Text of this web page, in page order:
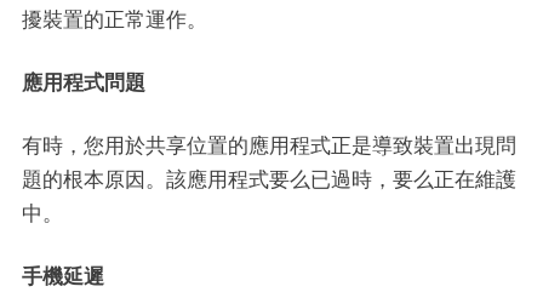
擾裝置的正常運作。
應用程式問題
有時，您用於共享位置的應用程式正是導致裝置出現問
題的根本原因。該應用程式要么已過時，要么正在維護
中。
手機延遲